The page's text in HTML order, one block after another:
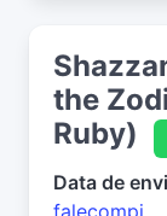
the
Ruby)
Data de
falecompj